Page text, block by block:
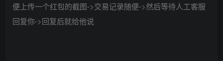
便上传一个红包的截图->交易记录随便->然后等待人工客服
回复你->回复后就给他说